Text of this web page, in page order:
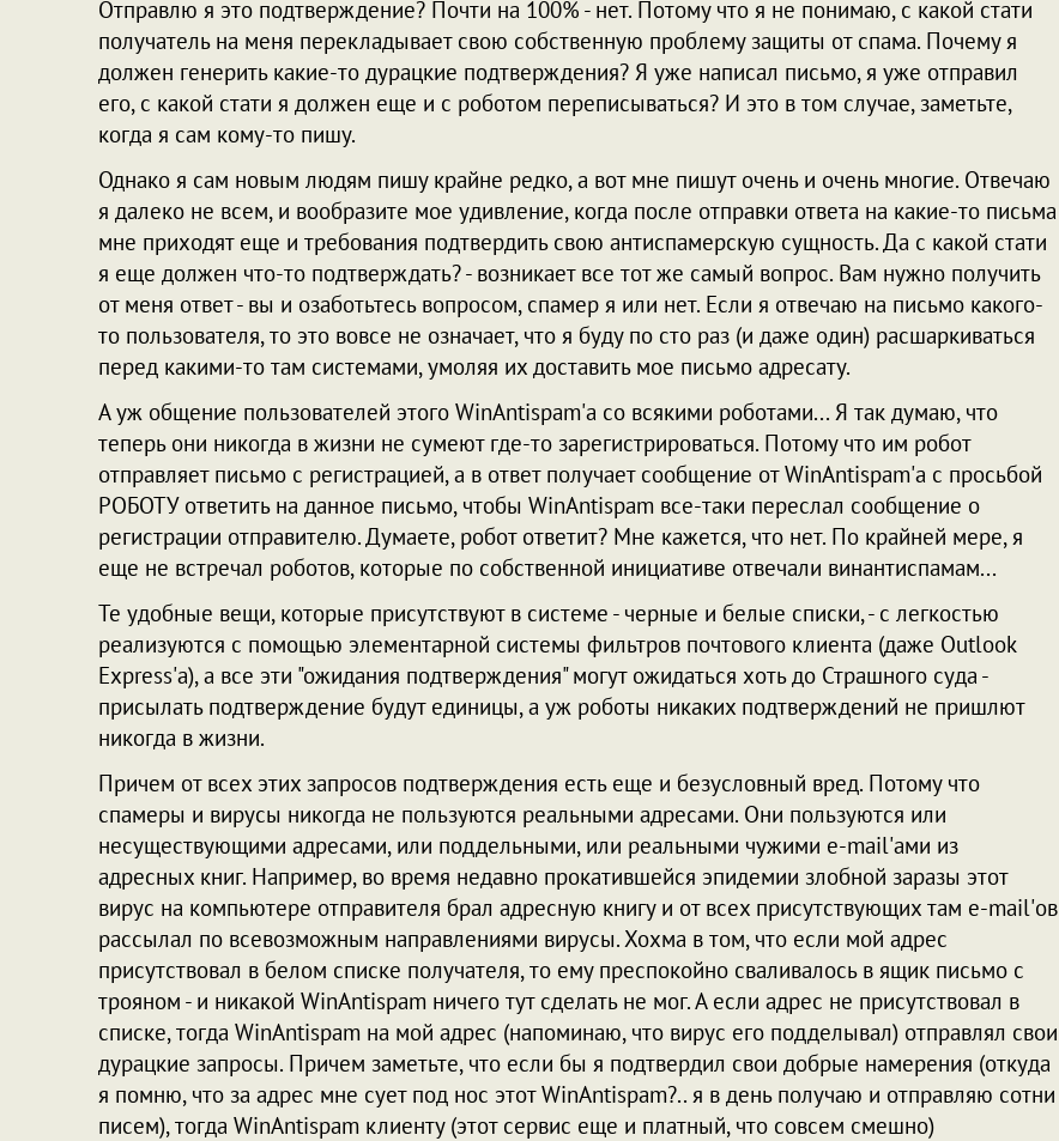
Отправлю я это подтверждение? Почти на 100% - нет. Потому что я не понимаю, с какой стати
получатель на меня перекладывает свою собственную проблему защиты от спама. Почему я
должен генерить какие-то дурацкие подтверждения? Я уже написал письмо, я уже отправил
его, с какой стати я должен еще и с роботом переписываться? И это в том случае, заметьте,
когда я сам кому-то пишу.
Однако я сам новым людям пишу крайне редко, а вот мне пишут очень и очень многие. Отвечаю
я далеко не всем, и вообразите мое удивление, когда после отправки ответа на какие-то письма
мне приходят еще и требования подтвердить свою антиспамерскую сущность. Да с какой стати
я еще должен что-то подтверждать? - возникает все тот же самый вопрос. Вам нужно получить
от меня ответ - вы и озаботьтесь вопросом, спамер я или нет. Если я отвечаю на письмо какого-
то пользователя, то это вовсе не означает, что я буду по сто раз (и даже один) расшаркиваться
перед какими-то там системами, умоляя их доставить мое письмо адресату.
А уж общение пользователей этого WinAntispam'а со всякими роботами... Я так думаю, что
теперь они никогда в жизни не сумеют где-то зарегистрироваться. Потому что им робот
отправляет письмо с регистрацией, а в ответ получает сообщение от WinAntispam'а с просьбой
РОБОТУ ответить на данное письмо, чтобы WinAntispam все-таки переслал сообщение о
регистрации отправителю. Думаете, робот ответит? Мне кажется, что нет. По крайней мере, я
еще не встречал роботов, которые по собственной инициативе отвечали винантиспамам...
Те удобные вещи, которые присутствуют в системе - черные и белые списки, - с легкостью
реализуются с помощью элементарной системы фильтров почтового клиента (даже Outlook
Express'а), а все эти "ожидания подтверждения" могут ожидаться хоть до Страшного суда -
присылать подтверждение будут единицы, а уж роботы никаких подтверждений не пришлют
никогда в жизни.
Причем от всех этих запросов подтверждения есть еще и безусловный вред. Потому что
спамеры и вирусы никогда не пользуются реальными адресами. Они пользуются или
несуществующими адресами, или поддельными, или реальными чужими e-mail'ами из
адресных книг. Например, во время недавно прокатившейся эпидемии злобной заразы этот
вирус на компьютере отправителя брал адресную книгу и от всех присутствующих там e-mail'ов
рассылал по всевозможным направлениями вирусы. Хохма в том, что если мой адрес
присутствовал в белом списке получателя, то ему преспокойно сваливалось в ящик письмо с
трояном - и никакой WinAntispam ничего тут сделать не мог. А если адрес не присутствовал в
списке, тогда WinAntispam на мой адрес (напоминаю, что вирус его подделывал) отправлял свои
дурацкие запросы. Причем заметьте, что если бы я подтвердил свои добрые намерения (откуда
я помню, что за адрес мне сует под нос этот WinAntispam?.. я в день получаю и отправляю сотни
писем), тогда WinAntispam клиенту (этот сервис еще и платный, что совсем смешно)